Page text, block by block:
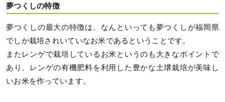
夢つくしの特徴
夢つくしの最大の特徴は、なんといっても夢つくしが福岡県
でしか栽培されいていなお米であるということです。
またレンゲで栽培しているお米というのも大きなポイントで
あり、レンゲの有機肥料を利用した豊かな土壌栽培が美味し
いお米を作っています。